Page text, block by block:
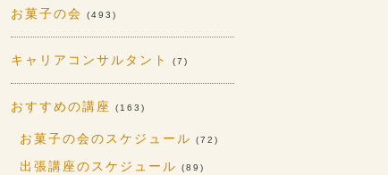
お菓子の会 (493)
キャリアコンサルタント (7)
おすすめの講座 (163)
お菓子の会のスケジュール (72)
出張講座のスケジュール (89)